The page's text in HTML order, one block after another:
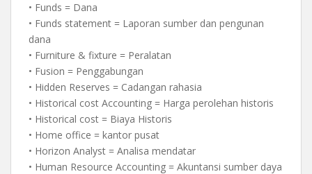
• Funds = Dana
• Funds statement = Laporan sumber dan pengunan
dana
• Furniture & fixture = Peralatan
• Fusion = Penggabungan
• Hidden Reserves = Cadangan rahasia
• Historical cost Accounting = Harga perolehan historis
• Historical cost = Biaya Historis
• Home office = kantor pusat
• Horizon Analyst = Analisa mendatar
• Human Resource Accounting = Akuntansi sumber daya